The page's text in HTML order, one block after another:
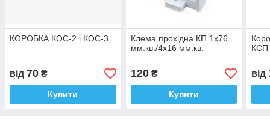
КОРОБКА КОС-2 і КОС-3
від 70 ₴
Купити
Клемa прохідна КП 1х76
мм.кв./4х16 мм.кв.
120₴
Купити
КСП
від